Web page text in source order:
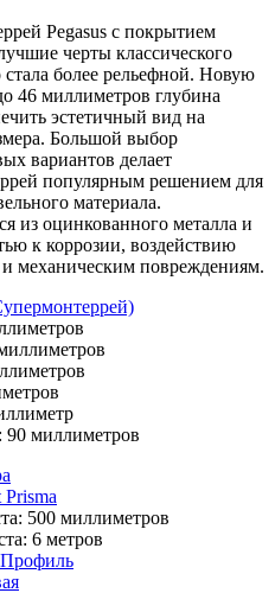
Pegasus с покрытием
черты классического
более рельефной. Новую
46 миллиметров глубина
эстетичный вид на
Большой выбор
вариантов делает
популярным решением для
материала.
из оцинкованного металла и
к коррозии, воздействию
и механическим повреждениям.
90 миллиметров
500 миллиметров
6 метров